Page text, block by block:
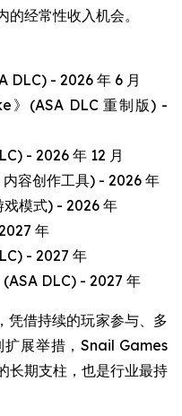
经常性收入机会。
DLC) - 2026 年 6 月
》(ASA DLC 重制版) -
- 2026 年 12 月
容创作工具) - 2026 年
戏模式) - 2026 年
年
- 2027 年
DLC) - 2027 年
凭借持续的玩家参与、多
展举措，Snail Games
长期支柱，也是行业最持